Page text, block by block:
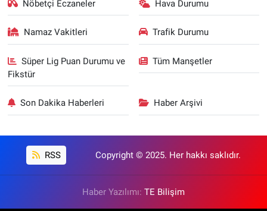
Nöbetçi Eczaneler Hava Durumu
Namaz Vakitleri Trafik Durumu
Süper Lig Puan Durumu ve
Fikstür
Tüm Manşetler
Son Dakika Haberleri Haber Arşivi
RSS Copyright © 2025. Her hakkı saklıdır.
Haber Yazılımı: TE Bilişim